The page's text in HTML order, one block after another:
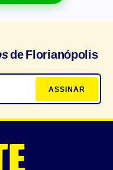
de Florianópolis
ASSINAR